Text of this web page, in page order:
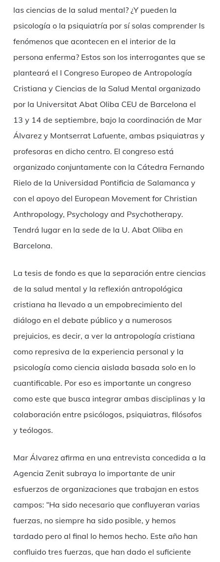
las ciencias de la salud mental? ¿Y pueden la
psicología o la psiquiatría por sí solas comprender ls
fenómenos que acontecen en el interior de la
persona enferma? Estos son los interrogantes que se
planteará el I Congreso Europeo de Antropología
Cristiana y Ciencias de la Salud Mental organizado
por la Universitat Abat Oliba CEU de Barcelona el
13 y 14 de septiembre, bajo la coordinación de Mar
Álvarez y Montserrat Lafuente, ambas psiquiatras y
profesoras en dicho centro. El congreso está
organizado conjuntamente con la Cátedra Fernando
Rielo de la Universidad Pontificia de Salamanca y
con el apoyo del European Movement for Christian
Anthropology, Psychology and Psychotherapy.
Tendrá lugar en la sede de la U. Abat Oliba en
Barcelona.
La tesis de fondo es que la separación entre ciencias
de la salud mental y la reflexión antropológica
cristiana ha llevado a un empobrecimiento del
diálogo en el debate público y a numerosos
prejuicios, es decir, a ver la antropología cristiana
como represiva de la experiencia personal y la
psicología como ciencia aislada basada solo en lo
cuantificable. Por eso es importante un congreso
como este que busca integrar ambas disciplinas y la
colaboración entre psicólogos, psiquiatras, filósofos
y teólogos.
Mar Álvarez afirma en una entrevista concedida a la
Agencia Zenit subraya lo importante de unir
esfuerzos de organizaciones que trabajan en estos
campos: “Ha sido necesario que confluyeran varias
fuerzas, no siempre ha sido posible, y hemos
tardado pero al final lo hemos hecho. Este año han
confluido tres fuerzas, que han dado el suficiente